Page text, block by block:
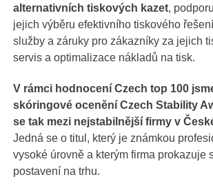
alternativních tiskových kazet ,
jejich výběru efektivního tiskového
služby a záruky pro zákazníky za jejich
servis a optimalizace nákladů na tisk.
V rámci hodnocení Czech top 100
skóringové ocenění Czech Stability
se tak mezi nejstabilnější firmy v
Jedná se o titul, který je známkou
vysoké úrovně a kterým firma prokazuje
postavení na trhu.